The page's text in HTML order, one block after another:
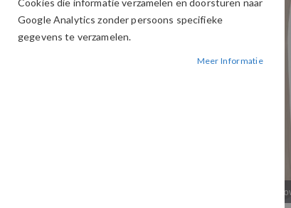
Cookies die informatie verzamelen en doorsturen naar
Google Analytics zonder persoons specifieke
gegevens te verzamelen.
Meer Informatie